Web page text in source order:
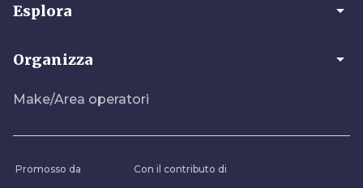
Esplora arrow_drop_down
Organizza arrow_drop_down
Make/Area operatori
Promosso da Con il contributo di